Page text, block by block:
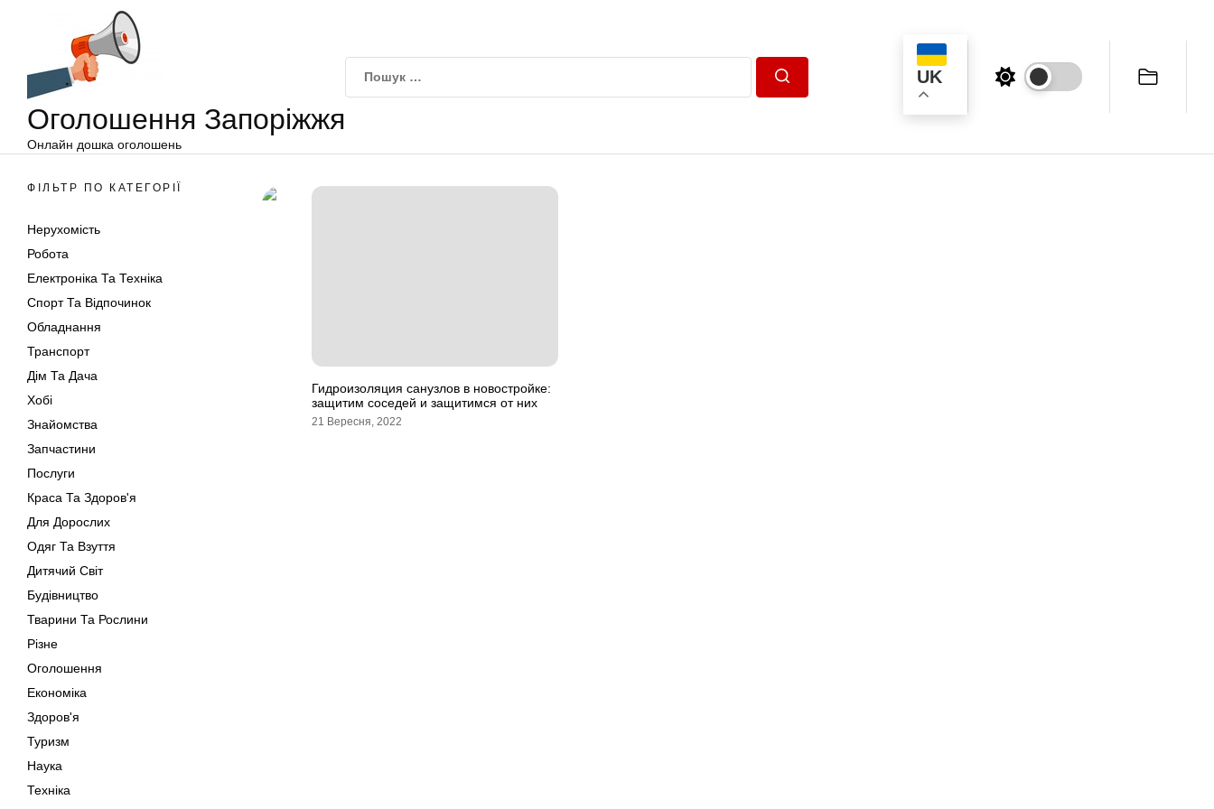
Оголошення Запоріжжя
Онлайн дошка оголошень
UK
ФІЛЬТР ПО КАТЕГОРІЇ
Нерухомість
Робота
Електроніка Та Техніка
Спорт Та Відпочинок
Обладнання
Транспорт
Дім Та Дача
Хобі
Знайомства
Запчастини
Послуги
Краса Та Здоров'я
Для Дорослих
Одяг Та Взуття
Дитячий Світ
Будівництво
Тварини Та Рослини
Різне
Оголошення
Економіка
Здоров'я
Туризм
Наука
Техніка
Гидроизоляция санузлов в новостройке:
защитим соседей и защитимся от них
21 Вересня, 2022